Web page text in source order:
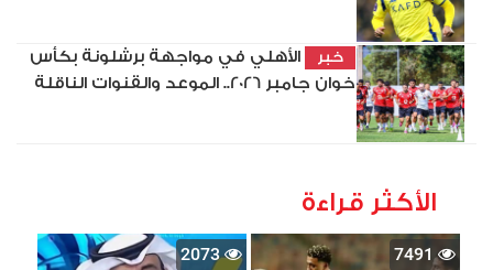
خبر
الأهلي في مواجهة برشلونة بكأس
خوان جامبر 2026.. الموعد والقنوات الناقلة
الأكثر قراءة
7491
2073